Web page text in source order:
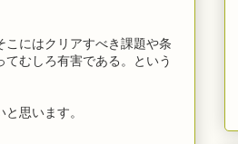
にはクリアすべき課題や条
むしろ有害である。という
思います。